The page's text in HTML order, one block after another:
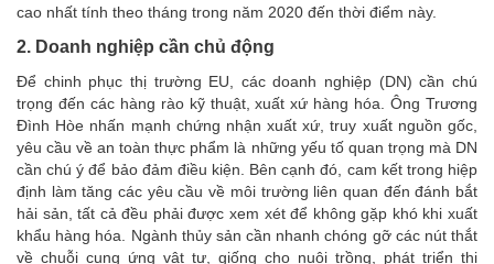
cao nhất tính theo tháng trong năm 2020 đến thời điểm này.
2. Doanh nghiệp cần chủ động
Để chinh phục thị trường EU, các doanh nghiệp (DN) cần chú
trọng đến các hàng rào kỹ thuật, xuất xứ hàng hóa. Ông Trương
Đình Hòe nhấn mạnh chứng nhận xuất xứ, truy xuất nguồn gốc,
yêu cầu về an toàn thực phẩm là những yếu tố quan trọng mà DN
cần chú ý để bảo đảm điều kiện. Bên cạnh đó, cam kết trong hiệp
định làm tăng các yêu cầu về môi trường liên quan đến đánh bắt
hải sản, tất cả đều phải được xem xét để không gặp khó khi xuất
khẩu hàng hóa. Ngành thủy sản cần nhanh chóng gỡ các nút thắt
về chuỗi cung ứng vật tư, giống cho nuôi trồng, phát triển thị